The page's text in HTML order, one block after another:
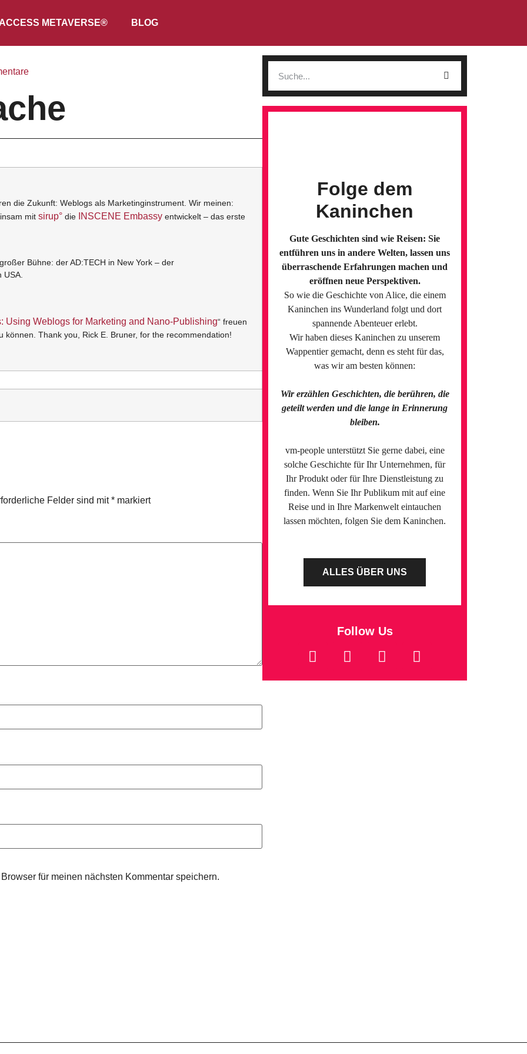
METAVERSE® BLOG
die Zukunft: Weblogs als Marketinginstrument. Wir meinen:
mit sirup° die INSCENE Embassy entwickelt – das erste
Bühne: der AD:TECH in New York – der
USA.
Using Weblogs for Marketing and Nano-Publishing“ freuen
Thank you, Rick E. Bruner, for the recommendation!
Felder sind mit* markiert
für meinen nächsten Kommentar speichern.
Folge dem
Kaninchen
Gute Geschichten sind wie Reisen: Sie
entführen uns in andere Welten, lassen uns
überraschende Erfahrungen machen und
eröffnen neue Perspektiven.
So wie die Geschichte von Alice, die einem
Kaninchen ins Wunderland folgt und dort
spannende Abenteuer erlebt.
Wir haben dieses Kaninchen zu unserem
Wappentier gemacht, denn es steht für das,
was wir am besten können:
Wir erzählen Geschichten, die berühren, die
geteilt werden und die lange in Erinnerung
bleiben.
vm-people unterstützt Sie gerne dabei, eine
solche Geschichte für Ihr Unternehmen, für
Ihr Produkt oder für Ihre Dienstleistung zu
finden. Wenn Sie Ihr Publikum mit auf eine
Reise und in Ihre Markenwelt eintauchen
lassen möchten, folgen Sie dem Kaninchen.
ALLES ÜBER UNS
Follow Us